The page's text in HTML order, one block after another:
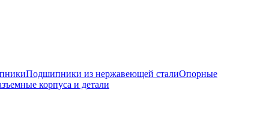
Подшипники из нержавеющей сталиОпорные
корпуса и детали